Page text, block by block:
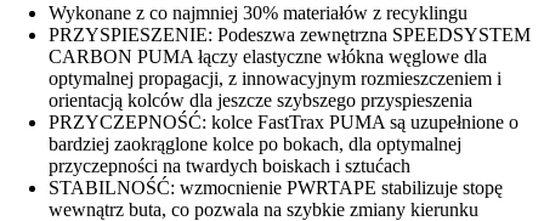
Wykonane z co najmniej 30% materiałów z recyklingu
PRZYSPIESZENIE: Podeszwa zewnętrzna SPEEDSYSTEM
CARBON PUMA łączy elastyczne włókna węglowe dla
optymalnej propagacji, z innowacyjnym rozmieszczeniem i
orientacją kolców dla jeszcze szybszego przyspieszenia
PRZYCZEPNOŚĆ: kolce FastTrax PUMA są uzupełnione o
bardziej zaokrąglone kolce po bokach, dla optymalnej
przyczepności na twardych boiskach i sztućach
STABILNOŚĆ: wzmocnienie PWRTAPE stabilizuje stopę
wewnątrz buta, co pozwala na szybkie zmiany kierunku